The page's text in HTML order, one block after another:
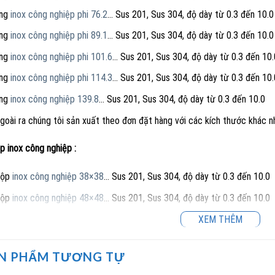
inox công nghiệp phi 76.2… Sus 201, Sus 304, độ dày từ 0.3 đến 10.0
inox công nghiệp phi 89.1… Sus 201, Sus 304, độ dày từ 0.3 đến 10.0
inox công nghiệp phi 101.6… Sus 201, Sus 304, độ dày từ 0.3 đến
inox công nghiệp phi 114.3… Sus 201, Sus 304, độ dày từ 0.3 đến
inox công nghiệp 139.8… Sus 201, Sus 304, độ dày từ 0.3 đến 10.0
ra chúng tôi sản xuất theo đơn đặt hàng với các kích thước khác
inox công nghiệp :
inox công nghiệp 38×38… Sus 201, Sus 304, độ dày từ 0.3 đến 10.0
inox công nghiệp 48×48 … Sus 201, Sus 304, độ dày từ 0.3 đến 10.0
… Sus 201, Sus 304, độ dày từ 0.3 đến 10.0
inox công nghiệp 50×100 … Sus 201, Sus 304, độ dày từ 0.3 đến 10.0
XEM THÊM
PHẨM TƯƠNG TỰ